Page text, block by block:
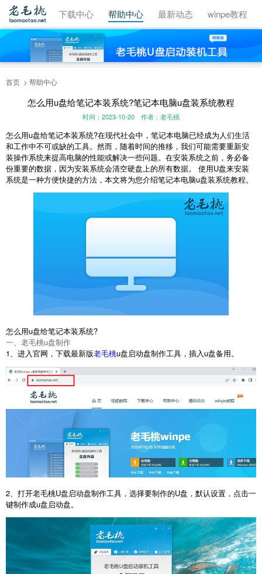
视频教程 下载中心 帮助中心 最新动态 winpe教程
首页 帮助中心
怎么用u盘给笔记本装系统?笔记本电脑u盘装系统教程
时间：2023-10-20 作者：老毛桃
怎么用u盘给笔记本装系统?在现代社会中，笔记本电脑已经成为人们生活
和工作中不可或缺的工具。然而，随着时间的推移，我们可能需要重新安
装操作系统来提高电脑的性能或解决一些问题。在安装系统之前，务必备
份重要的数据，因为安装系统会清空硬盘上的所有数据。 使用U盘来安装
系统是一种方便快捷的方法，本文将为您介绍笔记本电脑u盘装系统教程。
怎么用u盘给笔记本装系统?
一、老毛桃u盘制作
1、进入官网，下载最新版老毛桃u盘启动盘制作工具，插入u盘备用。
2、打开老毛桃U盘启动盘制作工具，选择要制作的U盘，默认设置，点击一
键制作成u盘启动盘。